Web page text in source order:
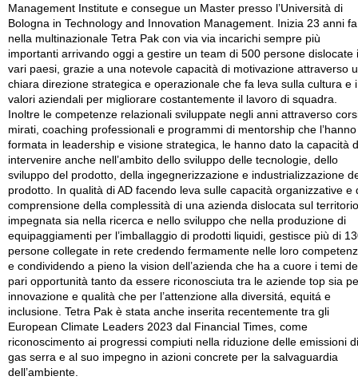
Management Institute e consegue un Master presso l’Università di
Bologna in Technology and Innovation Management. Inizia 23 anni fa
nella multinazionale Tetra Pak con via via incarichi sempre più
importanti arrivando oggi a gestire un team di 500 persone dislocate
vari paesi, grazie a una notevole capacità di motivazione attraverso
chiara direzione strategica e operazionale che fa leva sulla cultura e i
valori aziendali per migliorare costantemente il lavoro di squadra.
Inoltre le competenze relazionali sviluppate negli anni attraverso
mirati, coaching professionali e programmi di mentorship che l’hanno
formata in leadership e visione strategica, le hanno dato la capacità
intervenire anche nell’ambito dello sviluppo delle tecnologie, dello
sviluppo del prodotto, della ingegnerizzazione e industrializzazione
prodotto. In qualità di AD facendo leva sulle capacità organizzative e
comprensione della complessità di una azienda dislocata sul territorio
impegnata sia nella ricerca e nello sviluppo che nella produzione di
equipaggiamenti per l’imballaggio di prodotti liquidi, gestisce più di
persone collegate in rete credendo fermamente nelle loro
e condividendo a pieno la vision dell’azienda che ha a cuore i temi
pari opportunità tanto da essere riconosciuta tra le aziende top sia
innovazione e qualità che per l’attenzione alla diversitá, equitá e
inclusione. Tetra Pak è stata anche inserita recentemente tra gli
European Climate Leaders 2023 dal Financial Times, come
riconoscimento ai progressi compiuti nella riduzione delle emissioni di
gas serra e al suo impegno in azioni concrete per la salvaguardia
dell’ambiente.